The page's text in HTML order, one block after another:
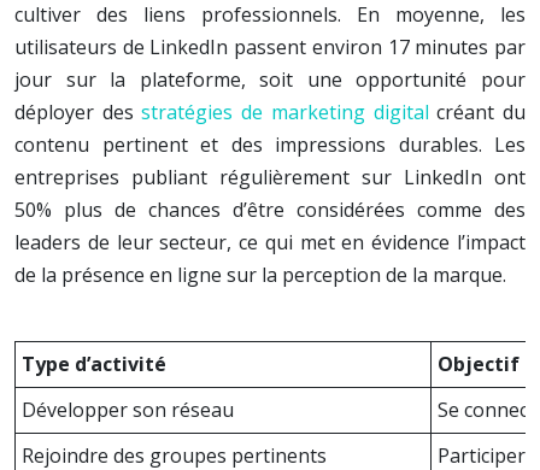
cultiver des liens professionnels. En moyenne, les
utilisateurs de LinkedIn passent environ 17 minutes par
jour sur la plateforme, soit une opportunité pour
déployer desstratégies de marketing digital créant du
contenu pertinent et des impressions durables. Les
entreprises publiant régulièrement sur LinkedIn ont
50% plus de chances d’être considérées comme des
leaders de leur secteur, ce qui met en évidence l’impact
de la présence en ligne sur la perception de la marque.
Type d’activité
Objectif
Développer son réseau
Se
Rejoindre des groupes pertinents
Participer